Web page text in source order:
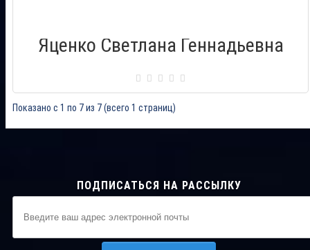
Яценко Светлана Геннадьевна
Сертификат: 000582
Город: Псков
Дата выдачи: 24.08.2013
Показано с 1 по 7 из 7 (всего 1 страниц)
ПОДПИСАТЬСЯ НА РАССЫЛКУ